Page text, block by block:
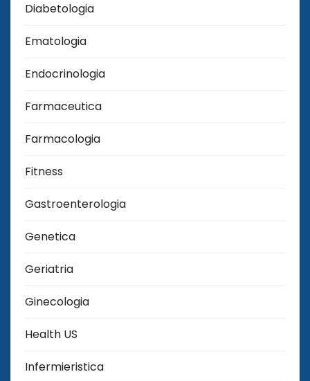
Diabetologia
Ematologia
Endocrinologia
Farmaceutica
Farmacologia
Fitness
Gastroenterologia
Genetica
Geriatria
Ginecologia
Health US
Infermieristica